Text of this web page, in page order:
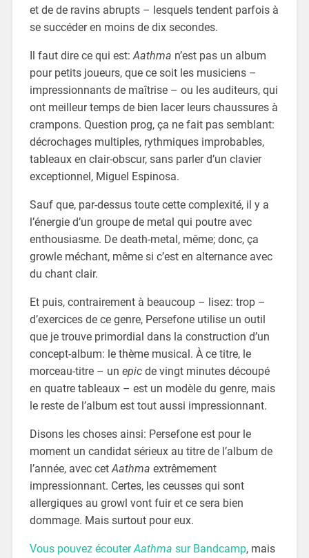
et de de ravins abrupts – lesquels tendent parfois à
se succéder en moins de dix secondes.
Il faut dire ce qui est:Aathma n’est pas un album
pour petits joueurs, que ce soit les musiciens –
impressionnants de maîtrise – ou les auditeurs, qui
ont meilleur temps de bien lacer leurs chaussures à
crampons. Question prog, ça ne fait pas semblant:
décrochages multiples, rythmiques improbables,
tableaux en clair-obscur, sans parler d’un clavier
exceptionnel, Miguel Espinosa.
Sauf que, par-dessus toute cette complexité, il y a
l’énergie d’un groupe de metal qui poutre avec
enthousiasme. De death-metal, même; donc, ça
growle méchant, même si c’est en alternance avec
du chant clair.
Et puis, contrairement à beaucoup – lisez: trop –
d’exercices de ce genre, Persefone utilise un outil
que je trouve primordial dans la construction d’un
concept-album: le thème musical. À ce titre, le
morceau-titre – un epicde vingt minutes découpé
en quatre tableaux – est un modèle du genre, mais
le reste de l’album est tout aussi impressionnant.
Disons les choses ainsi: Persefone est pour le
moment un candidat sérieux au titre de l’album de
l’année, avec cetAathma extrêmement
impressionnant. Certes, les ceusses qui sont
allergiques au growl vont fuir et ce sera bien
dommage. Mais surtout pour eux.
Vous pouvez écouterAathma sur Bandcamp, mais